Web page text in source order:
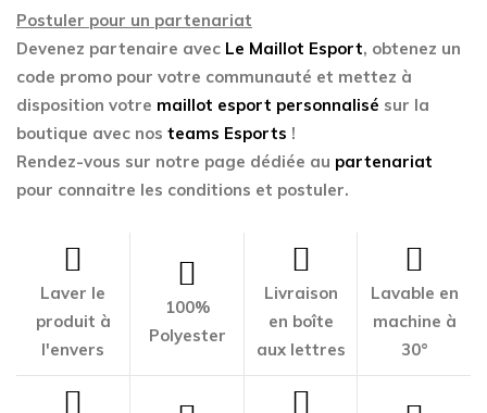
Postuler pour un partenariat
Devenez partenaire avec Le Maillot Esport, obtenez un
code promo pour votre communauté et mettez à
disposition votre maillot esport personnalisé sur la
boutique avec nos teams Esports !
Rendez-vous sur notre page dédiée au partenariat
pour connaitre les conditions et postuler.
Laver le
produit à
l'envers
100%
Polyester
Livraison
en boîte
aux lettres
Lavable en
machine à
30°